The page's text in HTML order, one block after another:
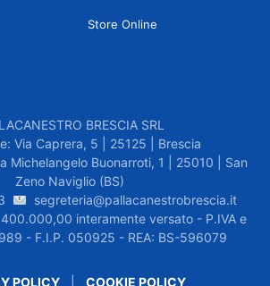
Store Online
BRESCIA SRL
Via Caprera, 5 | 25125 | Brescia
Michelangelo Buonarroti, 1 | 25010 | San
Zeno Naviglio (BS)
segreteria@pallacanestrobrescia.it
interamente versato - P.IVA e
- F.I.P. 050925 - REA: BS-596079
POLICY| COOKIE POLICY